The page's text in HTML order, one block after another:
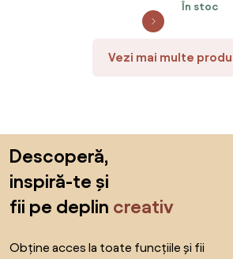
În stoc
Vezi mai multe
Descoperă,
inspiră-te și
fii pe deplin creativ
Obține acces la toate funcțiile și fii